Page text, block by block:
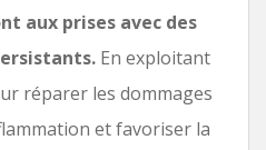
aux prises avec des
En exploitant
réparer les dommages
et favoriser la